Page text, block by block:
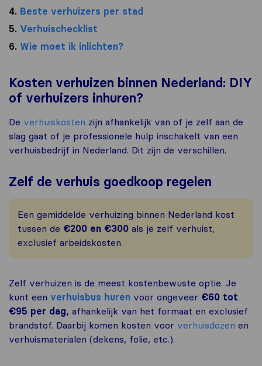
4. Beste verhuizers per stad
5. Verhuischecklist
6. Wie moet ik inlichten?
Kosten verhuizen binnen Nederland: DIY
of verhuizers inhuren?
De verhuiskosten zijn afhankelijk van of je zelf aan de
slag gaat of je professionele hulp inschakelt van een
verhuisbedrijf in Nederland. Dit zijn de verschillen.
Zelf de verhuis goedkoop regelen
Een gemiddelde verhuizing binnen Nederland kost
tussen de €200 en €300 als je zelf verhuist,
exclusief arbeidskosten.
Zelf verhuizen is de meest kostenbewuste optie. Je
kunt een verhuisbus huren voor ongeveer €60 tot
€95 per dag, afhankelijk van het formaat en exclusief
brandstof. Daarbij komen kosten voor verhuisdozen en
verhuismaterialen (dekens, folie, etc.).